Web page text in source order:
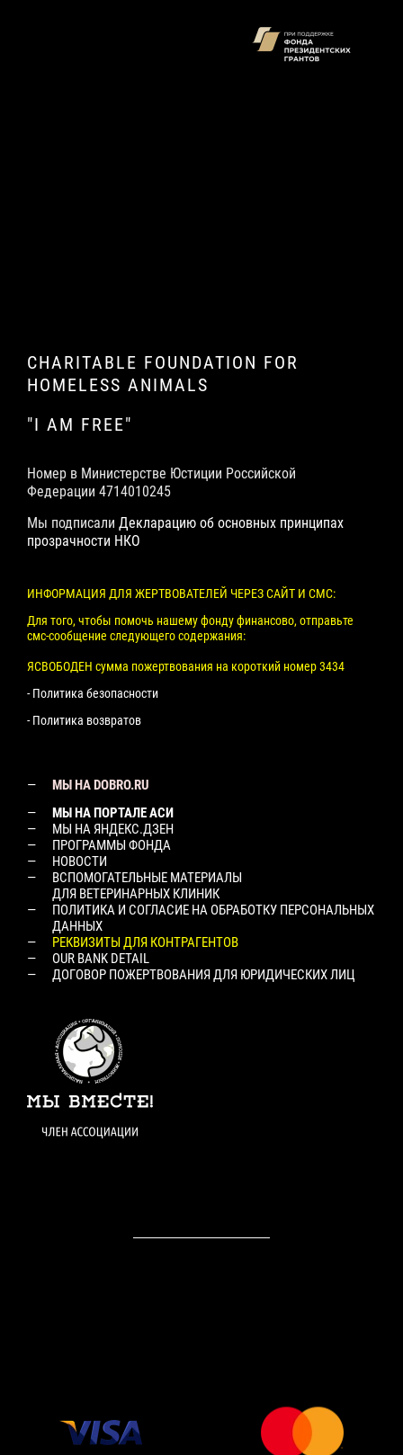
CHARITABLE FOUNDATION FOR
HOMELESS ANIMALS
"I AM FREE"
Номер в Министерстве Юстиции Российской
Федерации 4714010245
Мы подписали Декларацию об основных принципах
прозрачности НКО
ИНФОРМАЦИЯ ДЛЯ ЖЕРТВОВАТЕЛЕЙ ЧЕРЕЗ САЙТ И СМС:
Для того, чтобы помочь нашему фонду финансово, отправьте
смс-сообщение следующего содержания:
ЯСВОБОДЕН сумма пожертвования на короткий номер 3434
- Политика безопасности
- Политика возвратов
МЫ НА DOBRO.RU
МЫ НА ПОРТАЛЕ АСИ
МЫ НА ЯНДЕКС.ДЗЕН
ПРОГРАММЫ ФОНДА
НОВОСТИ
ВСПОМОГАТЕЛЬНЫЕ МАТЕРИАЛЫ
ДЛЯ ВЕТЕРИНАРНЫХ КЛИНИК
ПОЛИТИКА И СОГЛАСИЕ НА ОБРАБОТКУ ПЕРСОНАЛЬНЫХ
ДАННЫХ
РЕКВИЗИТЫ ДЛЯ КОНТРАГЕНТОВ
OUR BANK DETAIL
ДОГОВОР ПОЖЕРТВОВАНИЯ ДЛЯ ЮРИДИЧЕСКИХ ЛИЦ